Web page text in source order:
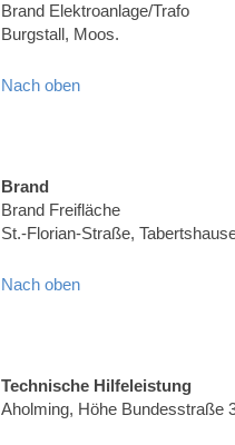
Brand Elektroanlage/Trafo
Burgstall, Moos.
Nach oben
Brand
Brand Freifläche
St.-Florian-Straße,
Nach oben
Technische Hilfeleistung
Aholming, Höhe Bundesstraße